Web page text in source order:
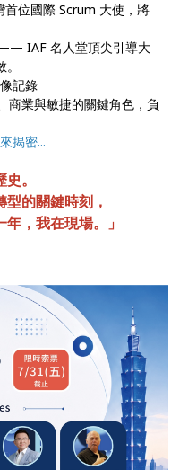
位國際 Scrum 大使，將
IAF 名人堂頂尖引導大
。
記錄
業與敏捷的關鍵角色，負
揭密...
。
的關鍵時刻，
，我在現場。」